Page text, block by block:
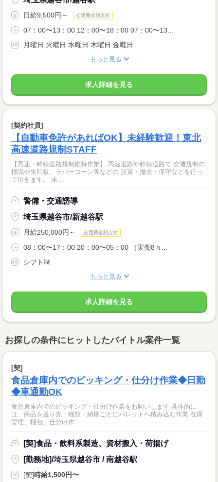
日給9,500円～ 交通費全額支給
07：00〜13：00 12：00〜18：00 07：00〜13...
月曜日 火曜日 水曜日 木曜日 金曜日
もっと見る
求人詳細を見る
[契約社員]
【自動車免許があればOK】未経験歓迎！東北
高速道路規制STAFF
【高速・幹線道路規制維持作業】 高速道路や幹線道路で 交通規制の
標識や矢印板、ラバーコーン等などの 設置・撤去・保守などを行っ
て頂きます。 未...
警備・交通誘導
埼玉県越谷市/新越谷駅
月給250,000円～ 交通費全額支給
08：00〜17：00 20：00〜05：00 （実働8ｈ...
シフト制
もっと見る
求人詳細を見る
お探しの条件にヒットしたバイトル案件一覧
[契]
食品倉庫内でのピッキング・仕分け作業◆日勤
◆車通勤OK
食品倉庫内でのピッキング・仕分け作業をお願いします 具体的に
は、商品を送り先・種類・納期ごとにパレットへ積み込む作業 在庫
管理、梱包、仕分け作...
[契]食品・飲料系製造、資材搬入・荷揚げ
[勤務地]/埼玉県越谷市 / 南越谷駅
[契]時給1,500円〜